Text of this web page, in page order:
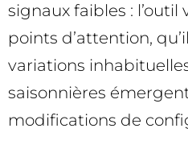
signaux faibles : l’outil
points d’attention,
variations
saisonnières
modifications de